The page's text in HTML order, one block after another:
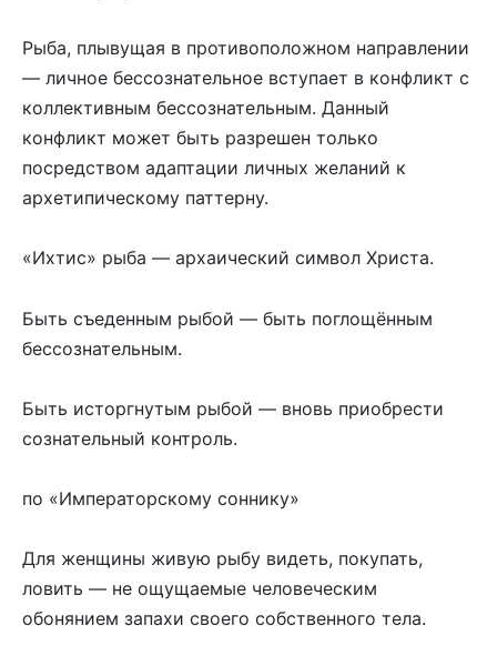
Рыба, плывущая в противоположном направлении
— личное бессознательное вступает в конфликт с
коллективным бессознательным. Данный
конфликт может быть разрешен только
посредством адаптации личных желаний к
архетипическому паттерну.
«Ихтис» рыба — архаический символ Христа.
Быть съеденным рыбой — быть поглощённым
бессознательным.
Быть исторгнутым рыбой — вновь приобрести
сознательный контроль.
по «Императорскому соннику»
Для женщины живую рыбу видеть, покупать,
ловить — не ощущаемые человеческим
обонянием запахи своего собственного тела.